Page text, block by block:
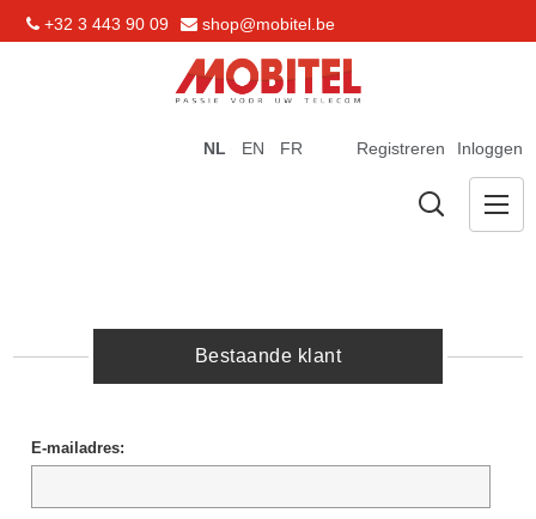
+32 3 443 90 09 shop@mobitel.be
Registreren Inloggen
NL EN FR
Bestaande klant
E-mailadres: